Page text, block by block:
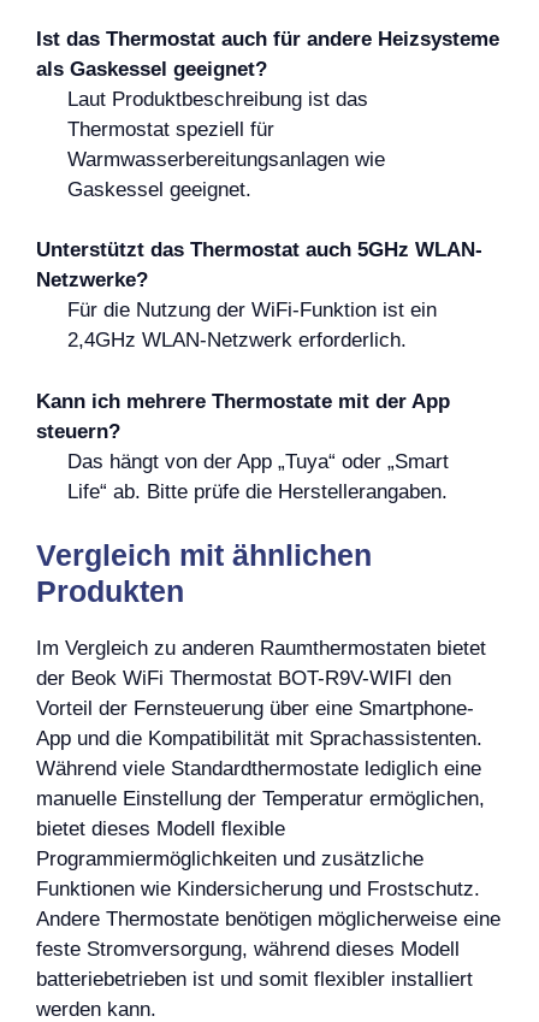
Ist das Thermostat auch für andere Heizsysteme
als Gaskessel geeignet?
Laut Produktbeschreibung ist das
Thermostat speziell für
Warmwasserbereitungsanlagen wie
Gaskessel geeignet.
Unterstützt das Thermostat auch 5GHz WLAN-
Netzwerke?
Für die Nutzung der WiFi-Funktion ist ein
2,4GHz WLAN-Netzwerk erforderlich.
Kann ich mehrere Thermostate mit der App
steuern?
Das hängt von der App „Tuya“ oder „Smart
Life“ ab. Bitte prüfe die Herstellerangaben.
Vergleich mit ähnlichen
Produkten
Im Vergleich zu anderen Raumthermostaten bietet
der Beok WiFi Thermostat BOT-R9V-WIFI den
Vorteil der Fernsteuerung über eine Smartphone-
App und die Kompatibilität mit Sprachassistenten.
Während viele Standardthermostate lediglich eine
manuelle Einstellung der Temperatur ermöglichen,
bietet dieses Modell flexible
Programmiermöglichkeiten und zusätzliche
Funktionen wie Kindersicherung und Frostschutz.
Andere Thermostate benötigen möglicherweise eine
feste Stromversorgung, während dieses Modell
batteriebetrieben ist und somit flexibler installiert
werden kann.